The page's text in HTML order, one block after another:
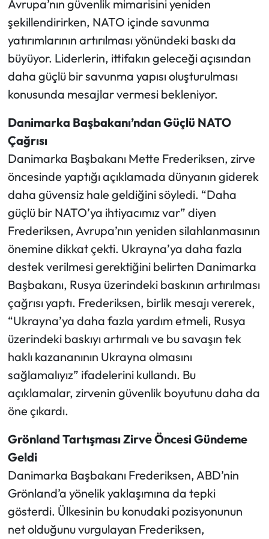
Avrupa’nın güvenlik mimarisini yeniden
şekillendirirken, NATO içinde savunma
yatırımlarının artırılması yönündeki baskı da
büyüyor. Liderlerin, ittifakın geleceği açısından
daha güçlü bir savunma yapısı oluşturulması
konusunda mesajlar vermesi bekleniyor.
Danimarka Başbakanı’ndan Güçlü NATO
Çağrısı
Danimarka Başbakanı Mette Frederiksen, zirve
öncesinde yaptığı açıklamada dünyanın giderek
daha güvensiz hale geldiğini söyledi. “Daha
güçlü bir NATO’ya ihtiyacımız var” diyen
Frederiksen, Avrupa’nın yeniden silahlanmasının
önemine dikkat çekti. Ukrayna’ya daha fazla
destek verilmesi gerektiğini belirten Danimarka
Başbakanı, Rusya üzerindeki baskının artırılması
çağrısı yaptı. Frederiksen, birlik mesajı vererek,
“Ukrayna’ya daha fazla yardım etmeli, Rusya
üzerindeki baskıyı artırmalı ve bu savaşın tek
haklı kazananının Ukrayna olmasını
sağlamalıyız” ifadelerini kullandı. Bu
açıklamalar, zirvenin güvenlik boyutunu daha da
öne çıkardı.
Grönland Tartışması Zirve Öncesi Gündeme
Geldi
Danimarka Başbakanı Frederiksen, ABD’nin
Grönland’a yönelik yaklaşımına da tepki
gösterdi. Ülkesinin bu konudaki pozisyonunun
net olduğunu vurgulayan Frederiksen,